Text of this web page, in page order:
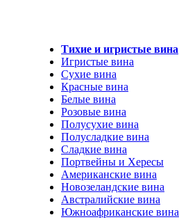
Тихие и игристые вина
Игристые вина
Сухие вина
Красные вина
Белые вина
Розовые вина
Полусухие вина
Полусладкие вина
Сладкие вина
Портвейны и Хересы
Американские вина
Новозеландские вина
Австралийские вина
Южноафриканские вина